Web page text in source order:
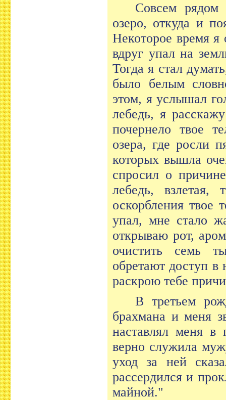
Совсем рядом
озеро, откуда и
Некоторое время я
вдруг упал на
Тогда я стал
было белым
этом, я услышал
лебедь, я
почернело твое
озера, где росли
которых вышла
спросил о
лебедь, взлетая,
оскорбления твое
упал, мне стало
открываю рот,
очистить семь
обретают доступ в
раскрою тебе
В третьем
брахмана и меня
наставлял меня
верно служила
уход за ней
рассердился и
майной."